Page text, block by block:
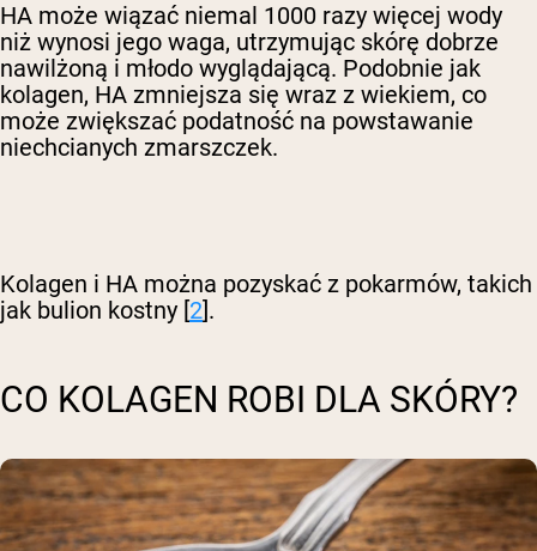
HA może wiązać niemal 1000 razy więcej wody
niż wynosi jego waga, utrzymując skórę dobrze
nawilżoną i młodo wyglądającą. Podobnie jak
kolagen, HA zmniejsza się wraz z wiekiem, co
może zwiększać podatność na powstawanie
niechcianych zmarszczek.
Kolagen i HA można pozyskać z pokarmów, takich
jak bulion kostny [2].
CO KOLAGEN ROBI DLA SKÓRY?